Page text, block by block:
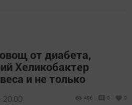
от диабета,
Хеликобактер
и не только
20:00 496 0 0